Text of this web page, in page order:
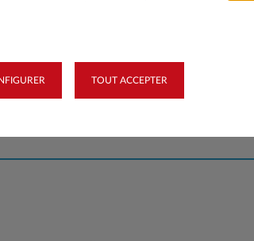
TOUT ACCEPTER